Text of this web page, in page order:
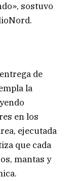
sostuvo
de
la
en los
ejecutada
que cada
mantas y